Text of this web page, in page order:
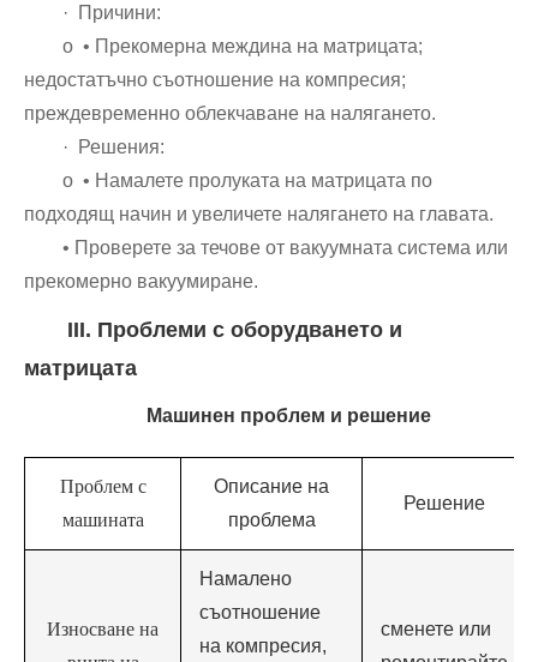
· Причини:
o • Прекомерна междина на матрицата;
недостатъчно съотношение на компресия;
преждевременно облекчаване на налягането.
· Решения:
o • Намалете пролуката на матрицата по
подходящ начин и увеличете налягането на главата.
• Проверете за течове от вакуумната система или
прекомерно вакуумиране.
III. Проблеми с оборудването и
матрицата
Машинен проблем и решение
Проблем с
машината
Описание на
проблема
Решение
Износване на
Намалено
съотношение
на компресия,
сменете или